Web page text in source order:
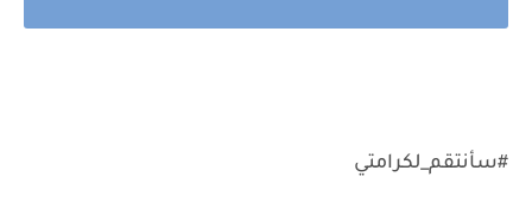
#سأنتقم_لكرامتي